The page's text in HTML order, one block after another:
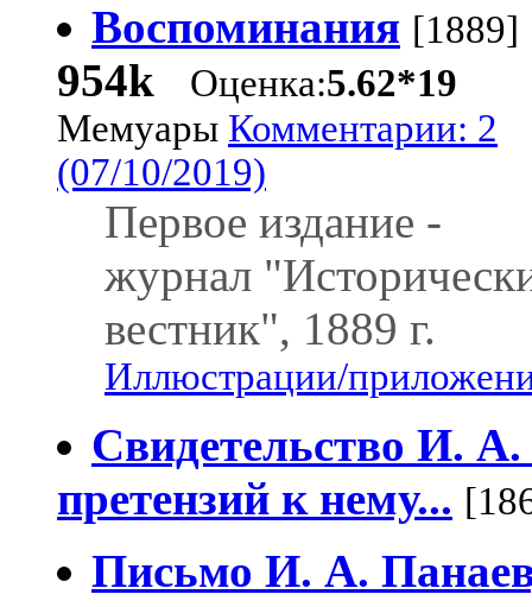
Воспоминания [1889]
954k Оценка:5.62*19
Мемуары Комментарии: 2
(07/10/2019)
Первое издание -
журнал
вестник", 1889 г.
Иллюстрации/
Свидетельство И. А.
претензий к нему...
Письмо И. А.